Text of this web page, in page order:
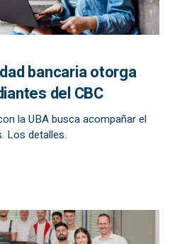
bancaria otorga
del CBC
la UBA busca acompañar el
Los detalles.